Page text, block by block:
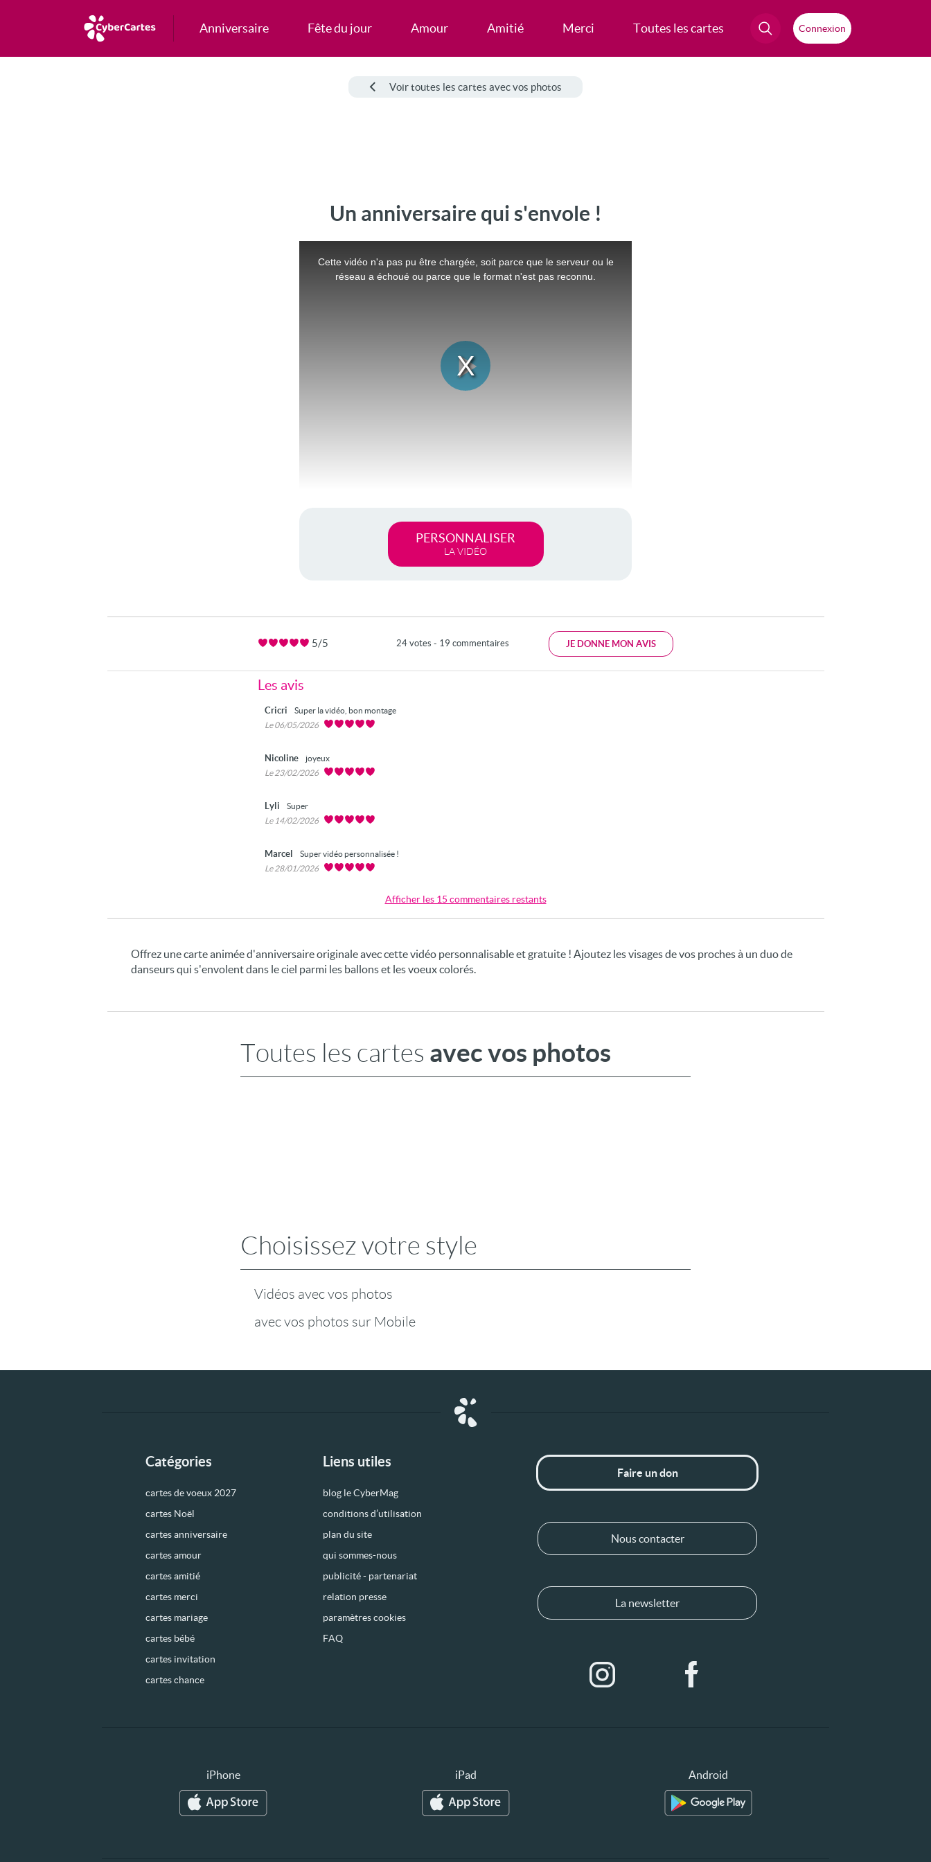
Anniversaire Fête du jour Amour Amitié Merci Toutes les cartes Connexion
Voir toutes les cartes avec vos photos
Un anniversaire qui s'envole !
Lire
Cette vidéo n'a pas pu être chargée, soit parce que le serveur ou le
réseau a échoué ou parce que le format n'est pas reconnu.
PERSONNALISER
LA VIDÉO
5/5 24 votes - 19 commentaires JE DONNE MON AVIS
Les avis
Cricri
Super la vidéo, bon montage
Le 06/05/2026
Nicoline
joyeux
Le 23/02/2026
Lyli
Super
Le 14/02/2026
Marcel
Super vidéo personnalisée !
Le 28/01/2026
Afficher les 15 commentaires restants
Offrez une carte animée d'anniversaire originale avec cette vidéo personnalisable et gratuite ! Ajoutez les visages de vos proches à un duo de
danseurs qui s'envolent dans le ciel parmi les ballons et les voeux colorés.
Toutes les cartes avec vos photos
Choisissez votre style
Vidéos avec vos photos
avec vos photos sur Mobile
Catégories
cartes de voeux 2027
cartes Noël
cartes anniversaire
cartes amour
cartes amitié
cartes merci
cartes mariage
cartes bébé
cartes invitation
cartes chance
Liens utiles
blog le CyberMag
conditions d’utilisation
plan du site
qui sommes-nous
publicité - partenariat
relation presse
paramètres cookies
FAQ
Faire un don
Nous contacter
La newsletter
iPhone iPad Android